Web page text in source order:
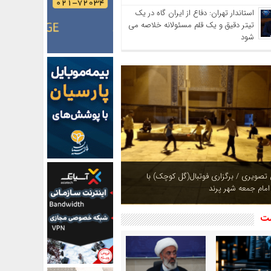
استاندار تهران: دفاع از ایران گاه در یک
تیتر دقیق و یک قلم مسئولانه خلاصه می
شود
بوستان های شهر پرند در فصل بهار +